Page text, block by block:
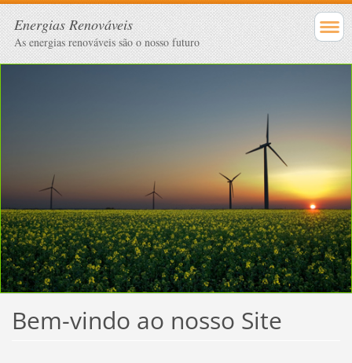
Energias Renováveis
As energias renováveis são o nosso futuro
Bem-vindo ao nosso Site